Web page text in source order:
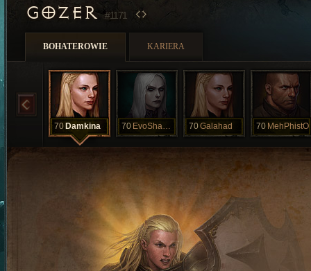
GOZER#1171
BOHATEROWIE KARIERA
70 Damkina 70 EvoShandor 70Galahad 70 MehPhistO